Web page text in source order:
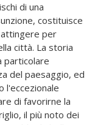
di una
costituisce
per
città. La storia
particolare
del paesaggio, ed
l'eccezionale
di favorirne la
il più noto dei